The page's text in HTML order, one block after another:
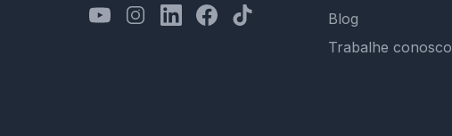
Blog
Trabalhe conosco